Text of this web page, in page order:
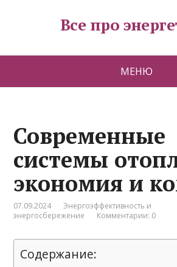
Все про
МЕНЮ
Современные
системы
экономия и
07.09.2024
Энергоэффективность и
энергосбережение
Комментарии: 0
Содержание: